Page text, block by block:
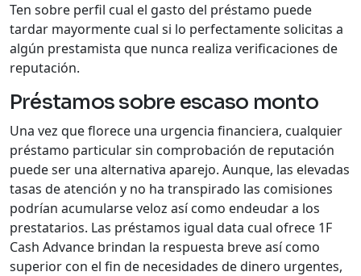
Ten sobre perfil cual el gasto del préstamo puede
tardar mayormente cual si lo perfectamente solicitas a
algún prestamista que nunca realiza verificaciones de
reputación.
Préstamos sobre escaso monto
Una vez que florece una urgencia financiera, cualquier
préstamo particular sin comprobación de reputación
puede ser una alternativa aparejo. Aunque, las elevadas
tasas de atención y no ha transpirado las comisiones
podrían acumularse veloz así­ como endeudar a los
prestatarios. Las préstamos igual data cual ofrece 1F
Cash Advance brindan la respuesta breve así­ como
superior con el fin de necesidades de dinero urgentes,